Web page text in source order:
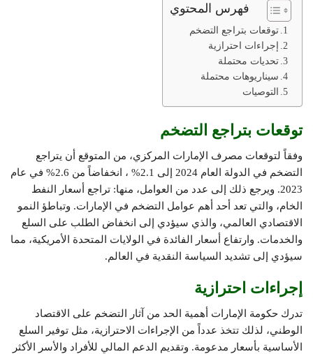
فهرس المحتوي
توقعات بتراجع التضخم
إجراءات احترازية
تحديات محتملة
سيناريوهات محتملة
التوصيات
توقعات بتراجع التضخم
وفقاً لتوقعات مصرف الإمارات المركزي، من المتوقع أن يتراجع
التضخم في الدولة العام 2024 إلى 2.1% ، انخفاضاً من 2.6% في عام
2023. ويرجع ذلك إلى عدد من العوامل، منها: تراجع أسعار النفط
الخام، والتي تعد أحد أهم عوامل التضخم في الإمارات. وتباطؤ النمو
الاقتصادي العالمي، والذي سيؤدي إلى انخفاض الطلب على السلع
والخدمات. وارتفاع أسعار الفائدة في الولايات المتحدة الأمريكية، مما
سيؤدي إلى تشديد السياسة النقدية في العالم.
إجراءات احترازية
تدرك حكومة الإمارات أهمية الحد من آثار التضخم على الاقتصاد
الوطني، لذلك تتخذ عدداً من الإجراءات الاحترازية، مثل توفير السلع
الأساسية بأسعار مدعومة. وتقديم الدعم المالي للأفراد والأسر الأكثر